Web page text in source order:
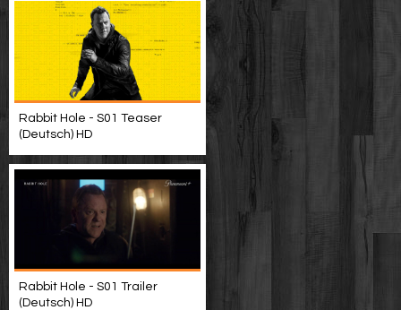
Rabbit Hole - S01 Teaser
(Deutsch) HD
Rabbit Hole - S01 Trailer
(Deutsch) HD